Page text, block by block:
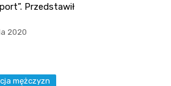
Przedstawił
2020
mężczyzn